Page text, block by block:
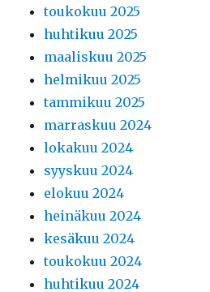
toukokuu 2025
huhtikuu 2025
maaliskuu 2025
helmikuu 2025
tammikuu 2025
marraskuu 2024
lokakuu 2024
syyskuu 2024
elokuu 2024
heinäkuu 2024
kesäkuu 2024
toukokuu 2024
huhtikuu 2024